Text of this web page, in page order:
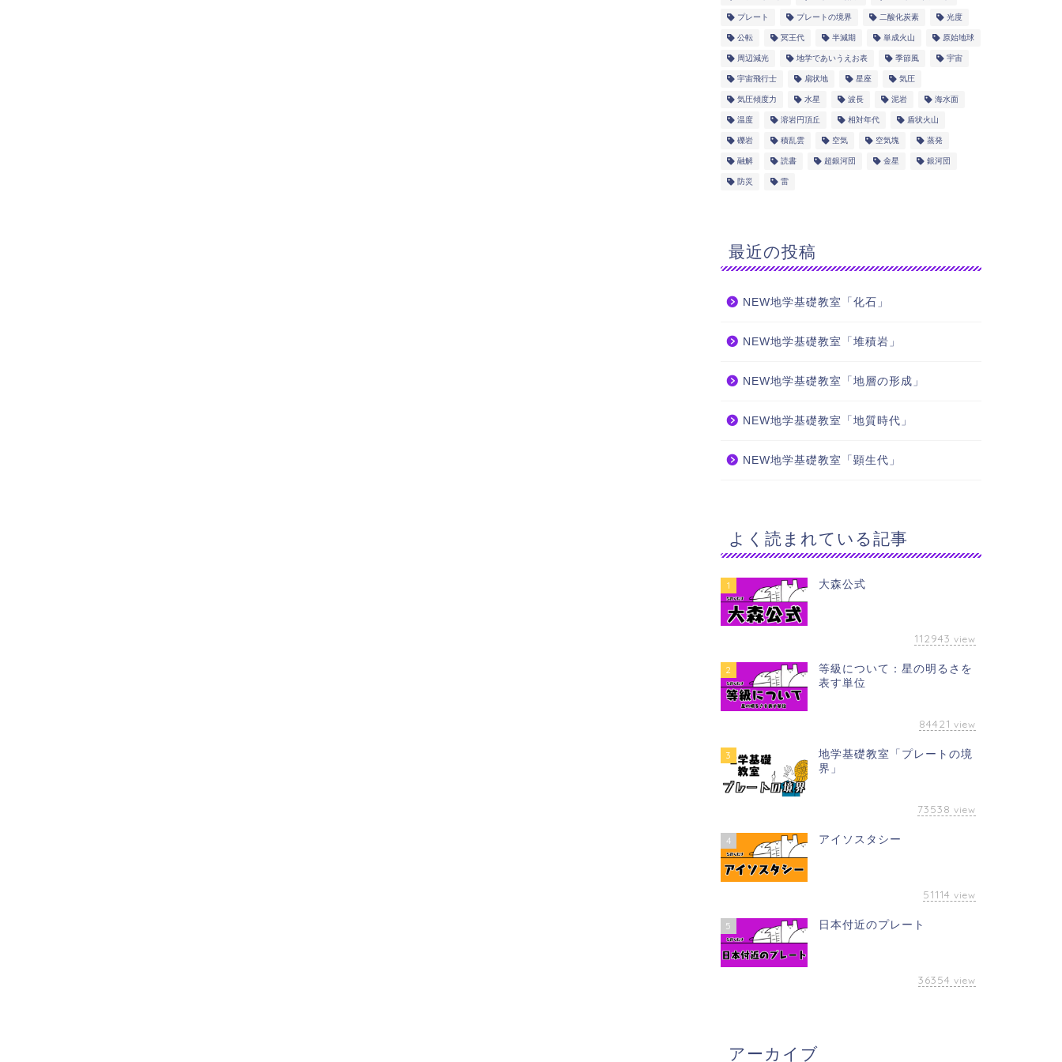
プレート プレートの境界 二酸化炭素 光度
公転 冥王代 半減期 単成火山 原始地球
周辺減光 地学であいうえお表 季節風 宇宙
宇宙飛行士 扇状地 星座 気圧
気圧傾度力 水星 波長 泥岩 海水面
温度 溶岩円頂丘 相対年代 盾状火山
礫岩 積乱雲 空気 空気塊 蒸発
融解 読書 超銀河団 金星 銀河団
防災 雷
最近の投稿
NEW地学基礎教室「化石」
NEW地学基礎教室「堆積岩」
NEW地学基礎教室「地層の形成」
NEW地学基礎教室「地質時代」
NEW地学基礎教室「顕生代」
よく読まれている記事
1 大森公式
112943 view
2
等級について：星の明るさを
表す単位
84421 view
3
地学基礎教室「プレートの境
界」
73538 view
4 アイソスタシー
51114 view
5 日本付近のプレート
36354 view
アーカイブ